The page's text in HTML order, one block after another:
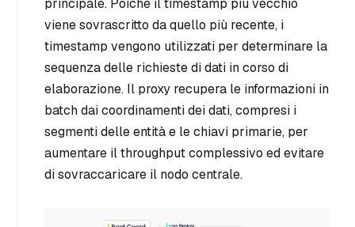
principale. Poiché il timestamp più vecchio
viene sovrascritto da quello più recente, i
timestamp vengono utilizzati per determinare la
sequenza delle richieste di dati in corso di
elaborazione. Il proxy recupera le informazioni in
batch dai coordinamenti dei dati, compresi i
segmenti delle entità e le chiavi primarie, per
aumentare il throughput complessivo ed evitare
di sovraccaricare il nodo centrale.